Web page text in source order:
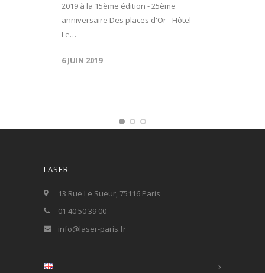
2019 à la 15ème édition - 25ème
anniversaire Des places d'Or - Hôtel
Le…
6 JUIN 2019
LASER
13 Rue Le Sueur, 75116 Paris
01 40 50 39 00
info@laser-paris.fr